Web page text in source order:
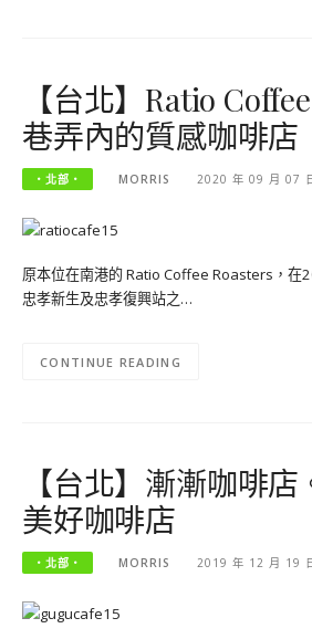
【台北】Ratio
巷弄內的質感咖啡店
‧北部‧ MORRIS 2020 年 09 月 07
原本位在南港的 Ratio Coffee Roasters，在
忠孝新生及忠孝復興站之…
CONTINUE READING
【台北】漸漸咖啡
美好咖啡店
‧北部‧ MORRIS 2019 年 12 月 19